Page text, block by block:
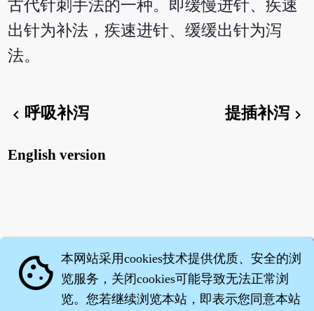
古代针刺手法的一种。即缓慢进针、疾速
出针为补法，疾速进针、缓缓出针为泻
法。
chevron_left 呼吸补泻 提插补泻chevron_right
English version
cookie 本网站采用cookies技术提供优质、安全的浏
览服务，关闭cookies可能导致无法正常浏
览。您若继续浏览本站，即表示您同意本站